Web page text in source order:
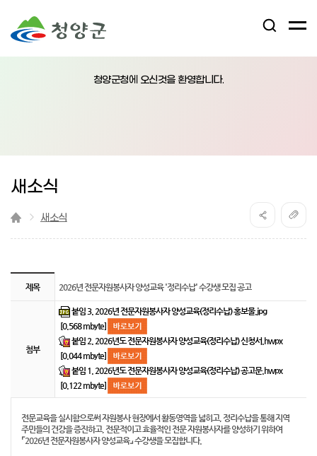
검
어
청양군청에 오신것을 환영합니다.
새소식
새소식
『 2026년 전문자원봉사자 양성교육 '정리수납' 수강생 모집 공고 』글의 상
제목 2026년 전문자원봉사자 양성교육 '정리수납' 수강생 모집 공고
첨부
붙임 3. 2026년 전문자원봉사자 양성교육(정리수납) 홍보물.jpg
[0.568 mbyte]
붙임 2. 2026년도 전문자원봉사자 양성교육(정리수납) 신청서.hwpx
[0.044 mbyte]
붙임 1. 2026년도 전문자원봉사자 양성교육(정리수납) 공고문.hwpx
[0.122 mbyte]
전문교육을 실시함으로써 자원봉사 현장에서 활동영역을 넓히고, 정리수납을 통해 지역
주민들의 건강을 증진하고, 전문적이고 효율적인 전문 자원봉사자를 양성하기 위하여
⌜2026년 전문자원봉사자 양성교육⌟수강생을 모집합니다.